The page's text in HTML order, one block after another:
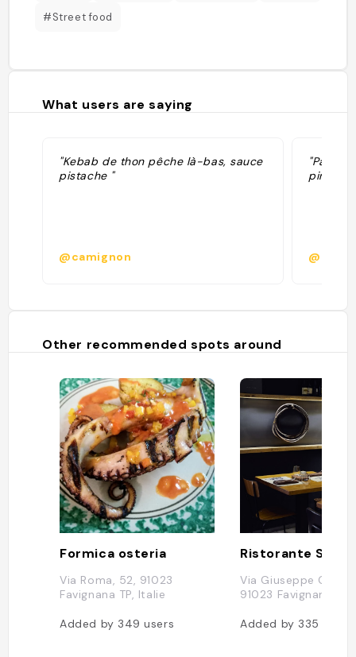
#Street food
What users are saying
"Kebab de thon pêche là-bas, sauce
pistache "
@camignon
"Panini
pinse di
Other recommended spots around
Formica osteria
Via Roma, 52, 91023
Favignana TP, Italie
Added by 349users
Ristorante Sotto
Via Giuseppe
91023 Favignana
Added by 335